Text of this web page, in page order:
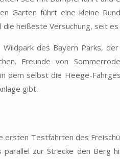
Garten führt eine kleine
heißeste Versuchung, seit
des Bayern Parks,
Freunde von
dem selbst die Heege-
gibt.
ersten Testfahrten des
zur Strecke den Berg